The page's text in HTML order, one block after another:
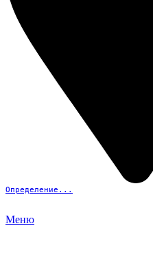
Определение...
Меню